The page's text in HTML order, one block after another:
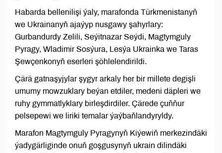
Habarda bellenilişi ýaly, marafonda Türkmenistanyň
we Ukrainanyň ajaýyp nusgawy şahyrlary:
Gurbandurdy Zelili, Seýitnazar Seýdi, Magtymguly
Pyragy, Wladimir Sosýura, Lesýa Ukrainka we Taras
Şewçenkonyň eserleri şöhlelendirildi.
Çärä gatnaşyjylar şygyr arkaly her bir millete degişli
umumy mowzuklary beýan etdiler, medeni däpleri we
ruhy gymmatlyklary birleşdirdiler. Çärede çuňňur
pelsepewi we liriki temalar ýaýbaňlandyryldy.
Marafon Magtymguly Pyragynyň Kiýewiň merkezindäki
ýadygärliginde onuň goşgusynyň ukrain dilindäki